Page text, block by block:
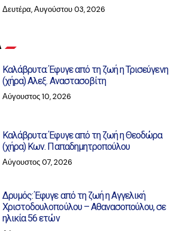
Δευτέρα, Αυγούστου 03, 2026
Καλάβρυτα: Έφυγε από τη ζωή η Τρισεύγενη
(χήρα) Αλεξ. Αναστασοβίτη
Αύγουστος 10, 2026
Καλάβρυτα: Έφυγε από τη ζωή η Θεοδώρα
(χήρα) Κων. Παπαδημητροπούλου
Αύγουστος 07, 2026
Δρυμός: Έφυγε από τη ζωή η Αγγελική
Χριστοδουλοπούλου – Αθανασοπούλου, σε
ηλικία 56 ετών